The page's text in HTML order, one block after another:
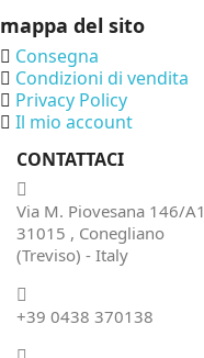
mappa del sito
Consegna
Condizioni di vendita
Privacy Policy
Il mio account
CONTATTACI
Via M. Piovesana 146/A1
31015 , Conegliano
(Treviso) - Italy
+39 0438 370138